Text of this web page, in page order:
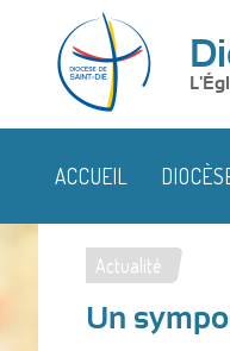
ACCUEIL
Vous
êtes
Actualité
Un